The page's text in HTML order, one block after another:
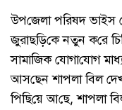
উপ‌জেলা প‌রিষদ ভাইস
জুরাছ‌ড়ি‌কে নতুন ক‌রে
সামা‌জিক যোগা‌যোগ
আস‌ছেন শাপলা বিল
পি‌ছি‌য়ে আ‌ছে, শাপলা